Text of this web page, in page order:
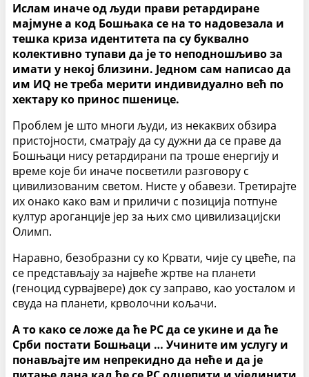
Ислам иначе од људи прави ретардиране
мајмуне а код Бошњака се на то надовезала и
тешка криза идентитета па су буквално
колективно тупави да је то неподношљиво за
имати у некој близини. Једном сам написао да
им ИQ не треба мерити индивидуално већ по
хектару ко принос пшенице.
Проблем је што многи људи, из некаквих обзира
пристојности, сматрају да су дужни да се праве да
Бошњаци нису ретардирани па троше енергију и
време које би иначе посветили разговору с
цивилизованим светом. Нисте у обавези. Третирајте
их онако како вам и приличи с позиција потпуне
култур ароганције јер за њих смо цивилизацијски
Олимп.
Наравно, безобразни су ко Крвати, чије су цвеће, па
се представљају за највеће жртве на планети
(геноцид сурвајвере) док су заправо, као уосталом и
свуда на планети, крволочни кољачи.
А то како се ложе да ће РС да се укине и да ће
Срби постати Бошњаци … Учините им услугу и
понављајте им непрекидно да неће и да је